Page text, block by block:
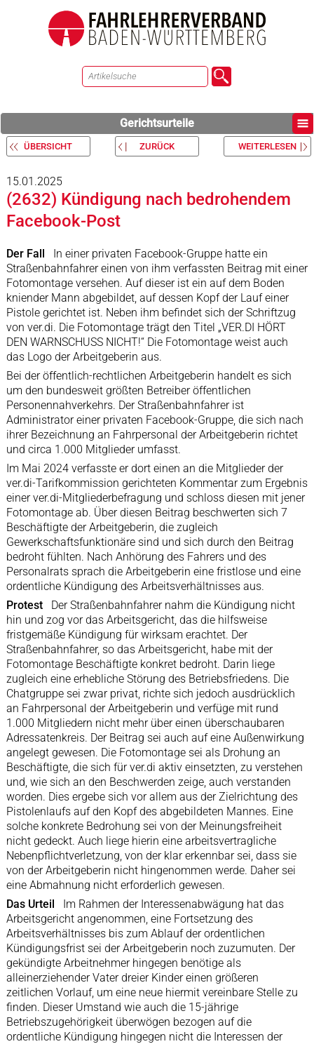
Gerichtsurteile
ÜBERSICHT ZURÜCK WEITERLESEN
15.01.2025
(2632) Kündigung nach bedrohendem
Facebook-Post
Der Fall
In einer privaten Facebook-Gruppe hatte ein
Straßenbahnfahrer einen von ihm verfassten Beitrag mit einer
Fotomontage versehen. Auf dieser ist ein auf dem Boden
kniender Mann abgebildet, auf dessen Kopf der Lauf einer
Pistole gerichtet ist. Neben ihm befindet sich der Schriftzug
von ver.di. Die Fotomontage trägt den Titel „VER.DI HÖRT
DEN WARNSCHUSS NICHT!“ Die Fotomontage weist auch
das Logo der Arbeitgeberin aus.
Bei der öffentlich-rechtlichen Arbeitgeberin handelt es sich
um den bundesweit größten Betreiber öffentlichen
Personennahverkehrs. Der Straßenbahnfahrer ist
Administrator einer privaten Facebook-Gruppe, die sich nach
ihrer Bezeichnung an Fahrpersonal der Arbeitgeberin richtet
und circa 1.000 Mitglieder umfasst.
Im Mai 2024 verfasste er dort einen an die Mitglieder der
ver.di-Tarifkommission gerichteten Kommentar zum Ergebnis
einer ver.di-Mitgliederbefragung und schloss diesen mit jener
Fotomontage ab. Über diesen Beitrag beschwerten sich 7
Beschäftigte der Arbeitgeberin, die zugleich
Gewerkschaftsfunktionäre sind und sich durch den Beitrag
bedroht fühlten. Nach Anhörung des Fahrers und des
Personalrats sprach die Arbeitgeberin eine fristlose und eine
ordentliche Kündigung des Arbeitsverhältnisses aus.
Protest
Der Straßenbahnfahrer nahm die Kündigung nicht
hin und zog vor das Arbeitsgericht, das die hilfsweise
fristgemäße Kündigung für wirksam erachtet. Der
Straßenbahnfahrer, so das Arbeitsgericht, habe mit der
Fotomontage Beschäftigte konkret bedroht. Darin liege
zugleich eine erhebliche Störung des Betriebsfriedens. Die
Chatgruppe sei zwar privat, richte sich jedoch ausdrücklich
an Fahrpersonal der Arbeitgeberin und verfüge mit rund
1.000 Mitgliedern nicht mehr über einen überschaubaren
Adressatenkreis. Der Beitrag sei auch auf eine Außenwirkung
angelegt gewesen. Die Fotomontage sei als Drohung an
Beschäftigte, die sich für ver.di aktiv einsetzten, zu verstehen
und, wie sich an den Beschwerden zeige, auch verstanden
worden. Dies ergebe sich vor allem aus der Zielrichtung des
Pistolenlaufs auf den Kopf des abgebildeten Mannes. Eine
solche konkrete Bedrohung sei von der Meinungsfreiheit
nicht gedeckt. Auch liege hierin eine arbeitsvertragliche
Nebenpflichtverletzung, von der klar erkennbar sei, dass sie
von der Arbeitgeberin nicht hingenommen werde. Daher sei
eine Abmahnung nicht erforderlich gewesen.
Das Urteil
Im Rahmen der Interessenabwägung hat das
Arbeitsgericht angenommen, eine Fortsetzung des
Arbeitsverhältnisses bis zum Ablauf der ordentlichen
Kündigungsfrist sei der Arbeitgeberin noch zuzumuten. Der
gekündigte Arbeitnehmer hingegen benötige als
alleinerziehender Vater dreier Kinder einen größeren
zeitlichen Vorlauf, um eine neue hiermit vereinbare Stelle zu
finden. Dieser Umstand wie auch die 15-jährige
Betriebszugehörigkeit überwögen bezogen auf die
ordentliche Kündigung hingegen nicht die Interessen der